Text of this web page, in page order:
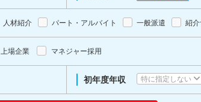
人材紹介 パート・アルバイト 一般派遣 紹
上場企業 マネジャー採用
初年度年収 特に指定しない